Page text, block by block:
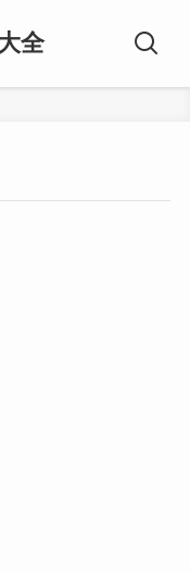
全